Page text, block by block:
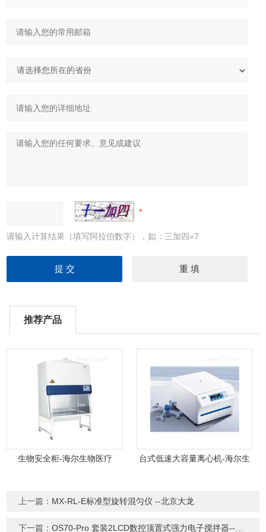
请输入计算结果（填写阿拉伯数字），如：三加四=7
推荐产品
生物安全柜-海尔生物医疗
台式低速大容量离心机-海尔生
上一篇： MX-RL-E标准型旋转混匀仪 --北京大龙
下一篇：OS70-Pro 套装2LCD数控顶置式强力电子搅拌器--北京大龙